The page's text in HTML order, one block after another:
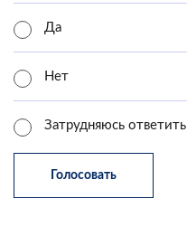
Да
Нет
Затрудняюсь ответить